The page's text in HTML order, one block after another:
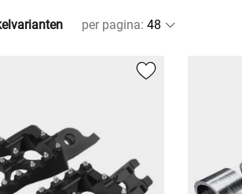
per pagina: